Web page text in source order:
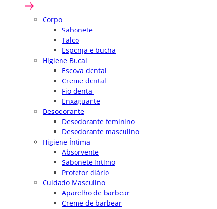
Corpo
Sabonete
Talco
Esponja e bucha
Higiene Bucal
Escova dental
Creme dental
Fio dental
Enxaguante
Desodorante
Desodorante feminino
Desodorante masculino
Higiene Íntima
Absorvente
Sabonete íntimo
Protetor diário
Cuidado Masculino
Aparelho de barbear
Creme de barbear